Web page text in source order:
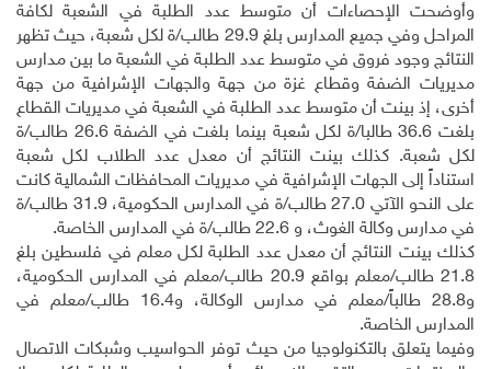
وأوضحت الإحصاءات أن متوسط عدد الطلبة في الشعبة لكافة
المراحل وفي جميع المدارس بلغ 29.9 طالب/ة لكل شعبة، حيث تظهر
النتائج وجود فروق في متوسط عدد الطلبة في الشعبة ما بين مدارس
مديريات الضفة وقطاع غزة من جهة والجهات الإشرافية من جهة
أخرى، إذ بينت أن متوسط عدد الطلبة في الشعبة في مديريات القطاع
بلغت 36.6 طالبا/ة لكل شعبة بينما بلغت في الضفة 26.6 طالب/ة
لكل شعبة. كذلك بينت النتائج أن معدل عدد الطلاب لكل شعبة
استناداً إلى الجهات الإشرافية في مديريات المحافظات الشمالية كانت
على النحو الآتي 27.0 طالب/ة في المدارس الحكومية، 31.9 طالب/ة
في مدارس وكالة الغوث، و 22.6 طالب/ة في المدارس الخاصة.
كذلك بينت النتائج أن معدل عدد الطلبة لكل معلم في فلسطين بلغ
21.8 طالب/معلم بواقع 20.9 طالب/معلم في المدارس الحكومية،
و28.8 طالباً/معلم في مدارس الوكالة، و16.4 طالب/معلم في
المدارس الخاصة.
وفيما يتعلق بالتكنولوجيا من حيث توفر الحواسيب وشبكات الاتصال